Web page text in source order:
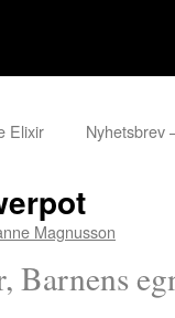
Elixir
Nyhetsbrev
Magnusson
Barnens